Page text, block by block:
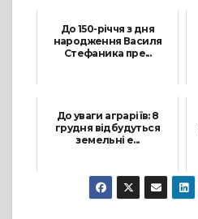
До 150-річчя з дня
народження Василя
Стефаника пре...
До уваги аграріїв: 8
грудня відбудуться
земельні е...
1 Грудня, 2021